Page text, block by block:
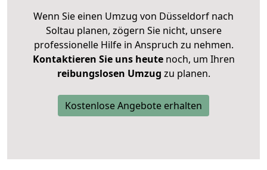
Wenn Sie einen Umzug von Düsseldorf nach
Soltau planen, zögern Sie nicht, unsere
professionelle Hilfe in Anspruch zu nehmen.
Kontaktieren Sie uns heutenoch, um Ihren
reibungslosen Umzug zu planen.
Kostenlose Angebote erhalten